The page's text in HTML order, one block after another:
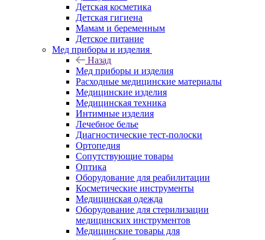
Детская косметика
Детская гигиена
Мамам и беременным
Детское питание
Мед приборы и изделия
Назад
Мед приборы и изделия
Расходные медицинские материалы
Медицинские изделия
Медицинская техника
Интимные изделия
Лечебное белье
Диагностические тест-полоски
Ортопедия
Сопутствующие товары
Оптика
Оборудование для реабилитации
Косметические инструменты
Медицинская одежда
Оборудование для стерилизации
медицинских инструментов
Медицинские товары для